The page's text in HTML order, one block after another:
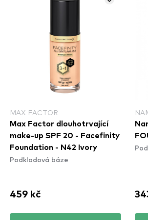
MAX FACTOR
Max Factor dlouhotrvající
make-up SPF 20 - Facefinity
Foundation - N42 Ivory
Podkladová báze
459 kč